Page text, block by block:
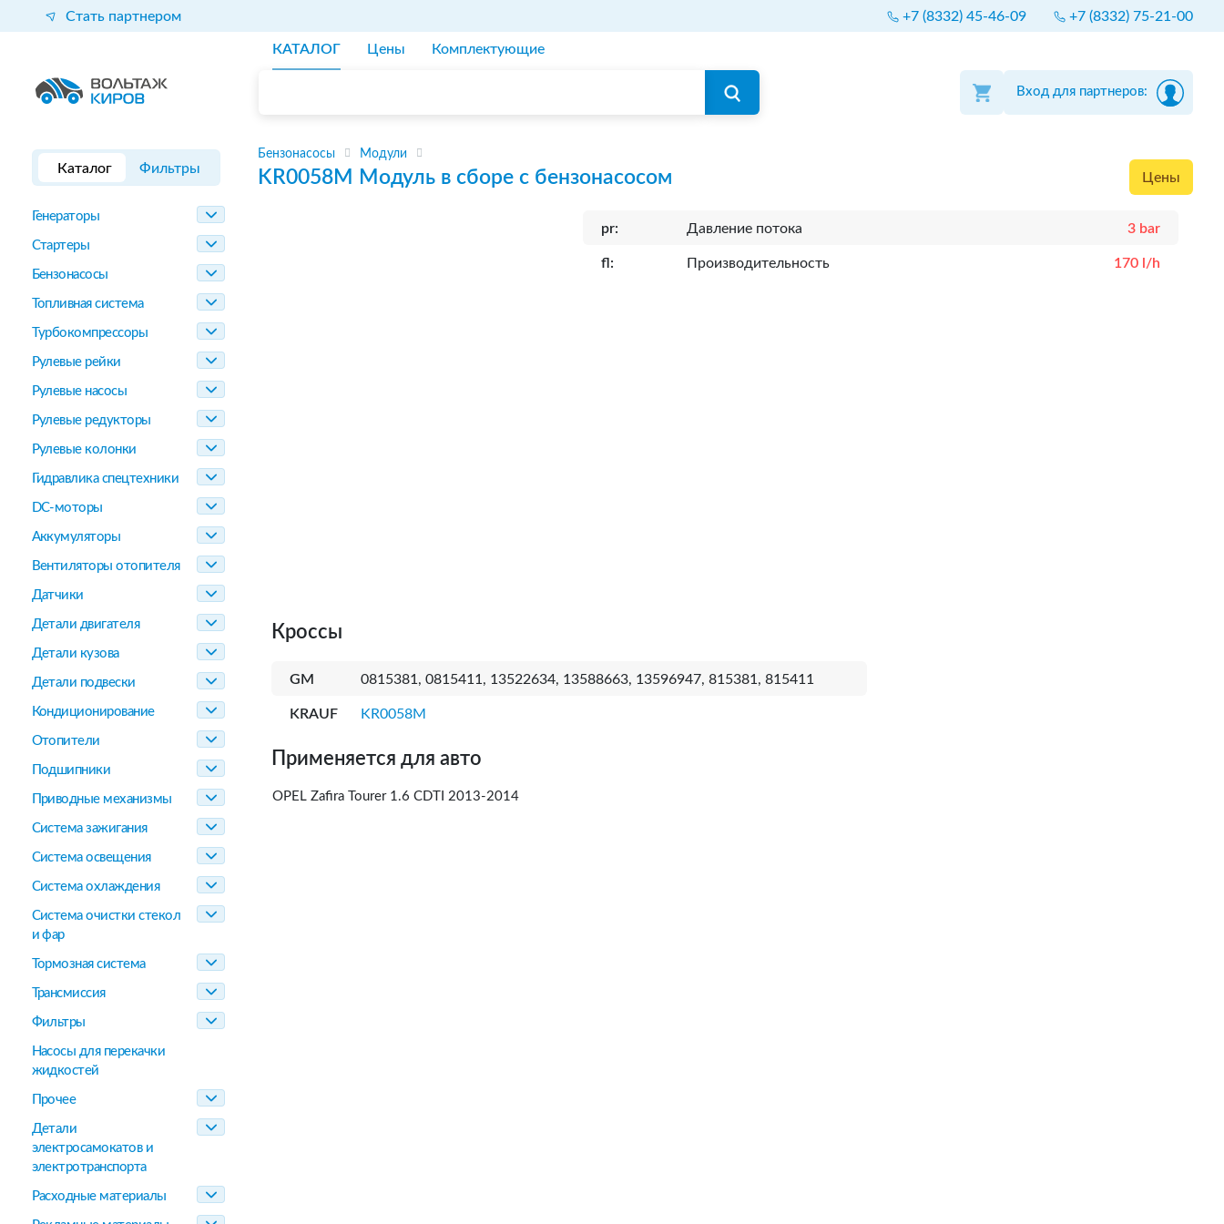
Стать партнером +7 (8332) 45-46-09 +7 (8332) 75-21-00
КАТАЛОГ Цены Комплектующие
Вход для партнеров:
Каталог Фильтры
Генераторы
Стартеры
Бензонасосы
Топливная система
Турбокомпрессоры
Рулевые рейки
Рулевые насосы
Рулевые редукторы
Рулевые колонки
Гидравлика спецтехники
DC-моторы
Аккумуляторы
Вентиляторы отопителя
Датчики
Детали двигателя
Детали кузова
Детали подвески
Кондиционирование
Отопители
Подшипники
Приводные механизмы
Система зажигания
Система освещения
Система охлаждения
Система очистки стекол
и фар
Тормозная система
Трансмиссия
Фильтры
Насосы для перекачки
жидкостей
Прочее
Детали
электросамокатов и
электротранспорта
Расходные материалы
Бензонасосы Модули
KR0058M Модуль в сборе с бензонасосом Цены
pr: Давление потока 3 bar
fl: Производительность 170 l/h
Кроссы
GM 0815381, 0815411, 13522634, 13588663, 13596947, 815381, 815411
KRAUF KR0058M
Применяется для авто
OPEL Zafira Tourer 1.6 CDTI 2013-2014